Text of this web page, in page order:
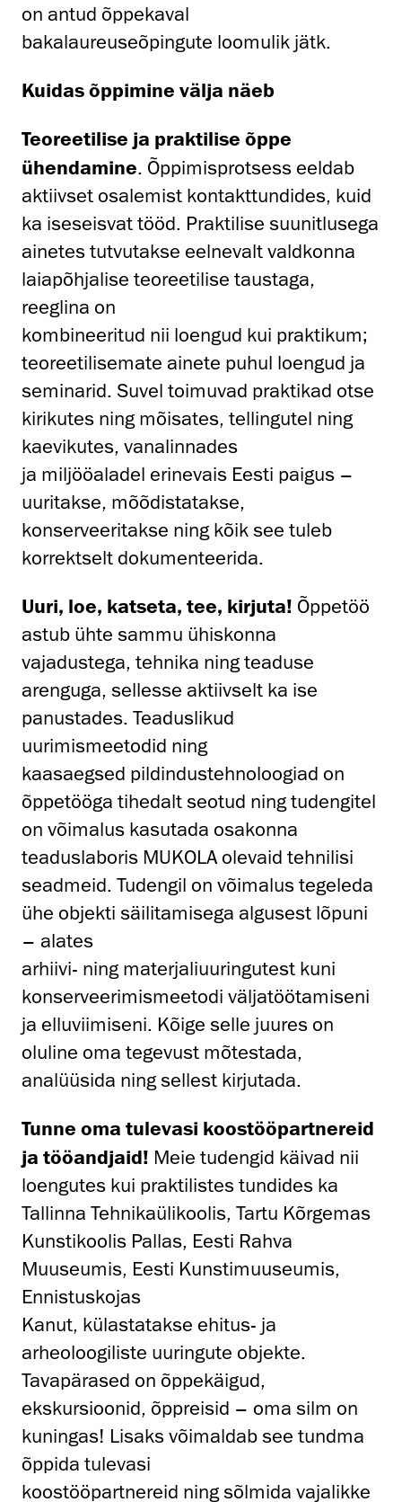
on antud õppekaval
bakalaureuseõpingute loomulik jätk.
Kuidas õppimine välja näeb
Teoreetilise ja praktilise õppe
ühendamine. Õppimisprotsess eeldab
aktiivset osalemist kontakttundides, kuid
ka iseseisvat tööd. Praktilise suunitlusega
ainetes tutvutakse eelnevalt valdkonna
laiapõhjalise teoreetilise taustaga,
reeglina on
kombineeritud nii loengud kui praktikum;
teoreetilisemate ainete puhul loengud ja
seminarid. Suvel toimuvad praktikad otse
kirikutes ning mõisates, tellingutel ning
kaevikutes, vanalinnades
ja miljööaladel erinevais Eesti paigus –
uuritakse, mõõdistatakse,
konserveeritakse ning kõik see tuleb
korrektselt dokumenteerida.
Uuri, loe, katseta, tee, kirjuta! Õppetöö
astub ühte sammu ühiskonna
vajadustega, tehnika ning teaduse
arenguga, sellesse aktiivselt ka ise
panustades. Teaduslikud
uurimismeetodid ning
kaasaegsed pildindustehnoloogiad on
õppetööga tihedalt seotud ning tudengitel
on võimalus kasutada osakonna
teaduslaboris MUKOLA olevaid tehnilisi
seadmeid. Tudengil on võimalus tegeleda
ühe objekti säilitamisega algusest lõpuni
– alates
arhiivi- ning materjaliuuringutest kuni
konserveerimismeetodi väljatöötamiseni
ja elluviimiseni. Kõige selle juures on
oluline oma tegevust mõtestada,
analüüsida ning sellest kirjutada.
Tunne oma tulevasi koostööpartnereid
ja tööandjaid! Meie tudengid käivad nii
loengutes kui praktilistes tundides ka
Tallinna Tehnikaülikoolis, Tartu Kõrgemas
Kunstikoolis Pallas, Eesti Rahva
Muuseumis, Eesti Kunstimuuseumis,
Ennistuskojas
Kanut, külastatakse ehitus- ja
arheoloogiliste uuringute objekte.
Tavapärased on õppekäigud,
ekskursioonid, õppreisid – oma silm on
kuningas! Lisaks võimaldab see tundma
õppida tulevasi
koostööpartnereid ning sõlmida vajalikke